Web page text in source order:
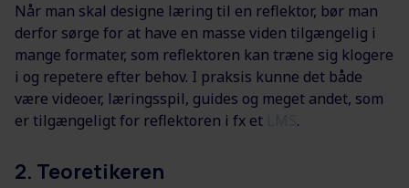
Når man skal designe læring til en reflektor, bør man
derfor sørge for at have en masse viden tilgængelig i
mange formater, som reflektoren kan træne sig klogere
i og repetere efter behov. I praksis kunne det både
være videoer, læringsspil, guides og meget andet, som
er tilgængeligt for reflektoren i fx et
.
2. Teoretikeren